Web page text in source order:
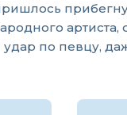
по певцу,